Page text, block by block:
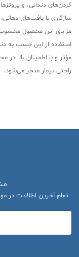
کردن‌های دندانی، و
سازگاری با بافت‌های
مزایای این محصول
استفاده از این چسب به
مؤثر و با اطمینان بالا در
راحتی بیمار منجر می‌شود.
تمام آخرین اطلاعات در